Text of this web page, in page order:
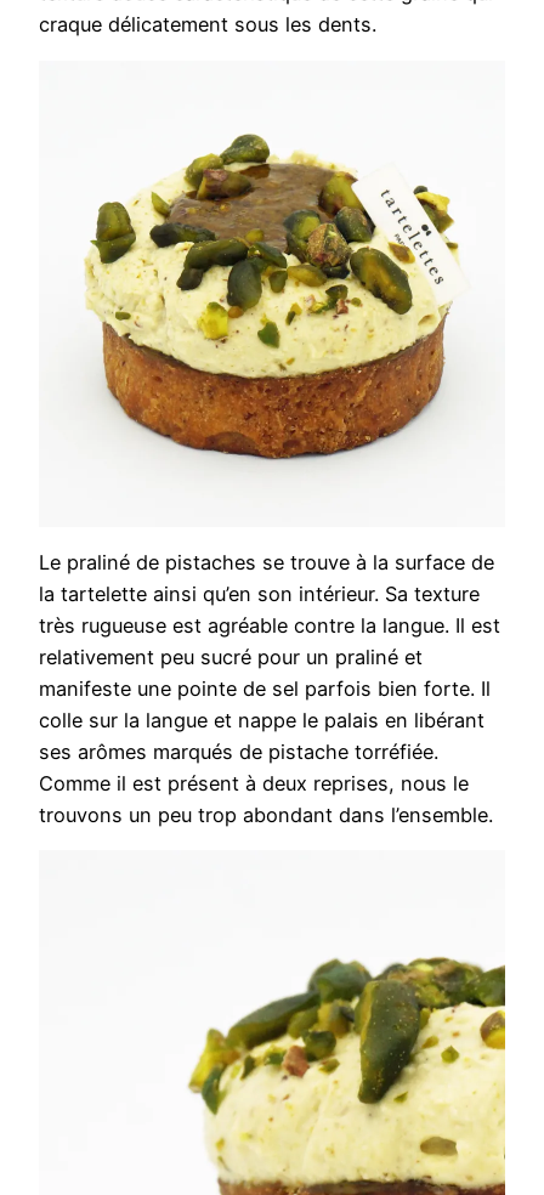
craque délicatement sous les dents.
Le praliné de pistaches se trouve à la surface de
la tartelette ainsi qu’en son intérieur. Sa texture
très rugueuse est agréable contre la langue. Il est
relativement peu sucré pour un praliné et
manifeste une pointe de sel parfois bien forte. Il
colle sur la langue et nappe le palais en libérant
ses arômes marqués de pistache torréfiée.
Comme il est présent à deux reprises, nous le
trouvons un peu trop abondant dans l’ensemble.